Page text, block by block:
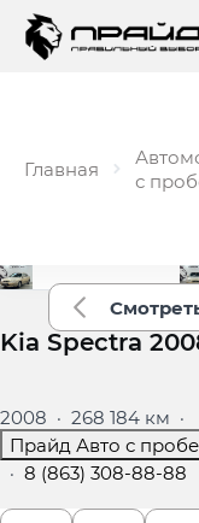
Главная
с
Kia Spectra
2008 · 268 184 км ·
Прайд Авто с
· 8 (863) 308-88-88